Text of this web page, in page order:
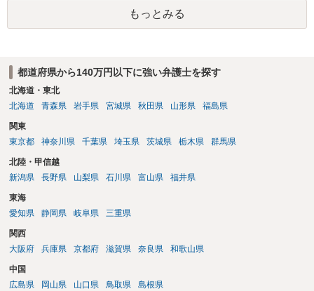
もっとみる
都道府県から140万円以下に強い弁護士を探す
北海道・東北
北海道
青森県 岩手県 宮城県 秋田県 山形県 福島県
関東
東京都
神奈川県 千葉県 埼玉県 茨城県 栃木県 群馬県
北陸・甲信越
新潟県
長野県 山梨県 石川県 富山県 福井県
東海
愛知県
静岡県 岐阜県 三重県
関西
大阪府
兵庫県 京都府 滋賀県 奈良県 和歌山県
中国
広島県
岡山県 山口県 鳥取県 島根県